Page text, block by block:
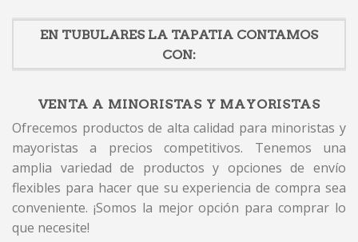
EN TUBULARES LA TAPATIA CONTAMOS
CON:
VENTA A MINORISTAS Y MAYORISTAS
Ofrecemos productos de alta calidad para minoristas y
mayoristas a precios competitivos. Tenemos una
amplia variedad de productos y opciones de envío
flexibles para hacer que su experiencia de compra sea
conveniente. ¡Somos la mejor opción para comprar lo
que necesite!